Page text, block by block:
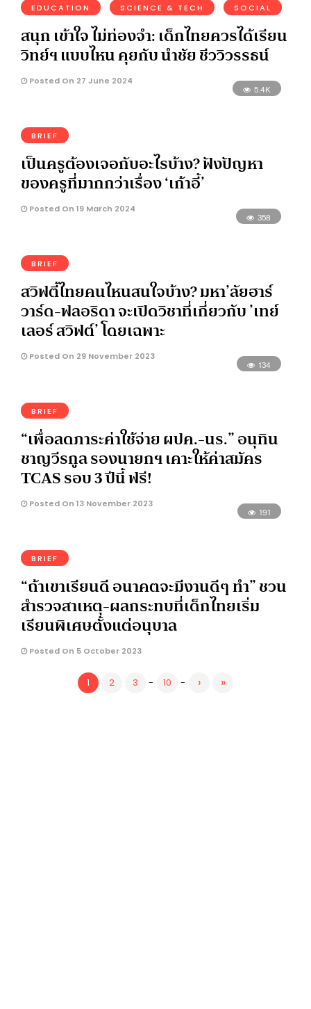
EDUCATION SCIENCE & TECH SOCIAL
สนุก เข้าใจ ไม่ท่องจำ: เด็กไทยควรได้เรียน
วิทย์ฯ แบบไหน คุยกับ นำชัย ชีววิวรรธน์
Posted On 27 June 2024
5.4K
BRIEF
เป็นครูต้องเจอกับอะไรบ้าง? ฟังปัญหา
ของครูที่มากกว่าเรื่อง ‘เก้าอี้’
Posted On 19 March 2024
358
BRIEF
สวิฟตี้ไทยคนไหนสนใจบ้าง? มหา’ลัยฮาร์
วาร์ด-ฟลอริดา จะเปิดวิชาที่เกี่ยวกับ ’เทย์
เลอร์ สวิฟต์’ โดยเฉพาะ
Posted On 29 November 2023
134
BRIEF
“เพื่อลดภาระค่าใช้จ่าย ผปค.-นร.” อนุทิน
ชาญวีรกูล รองนายกฯ เคาะให้ค่าสมัคร
TCAS รอบ 3 ปีนี้ ฟรี!
Posted On 13 November 2023
191
BRIEF
“ถ้าเขาเรียนดี อนาคตจะมีงานดีๆ ทำ” ชวน
สำรวจสาเหตุ-ผลกระทบที่เด็กไทยเริ่ม
เรียนพิเศษตั้งแต่อนุบาล
Posted On 5 October 2023
1 2 3 - 10 - › »